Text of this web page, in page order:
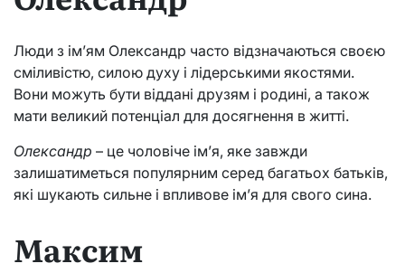
Люди з ім’ям Олександр часто відзначаються своєю
сміливістю, силою духу і лідерськими якостями.
Вони можуть бути віддані друзям і родині, а також
мати великий потенціал для досягнення в житті.
Олександр – це чоловіче ім’я, яке завжди
залишатиметься популярним серед багатьох батьків,
які шукають сильне і впливове ім’я для свого сина.
Максим